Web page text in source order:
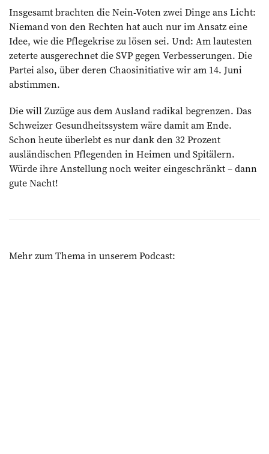
Insgesamt brachten die Nein-Voten zwei Dinge ans Licht:
Niemand von den Rechten hat auch nur im Ansatz eine
Idee, wie die Pflegekrise zu lösen sei. Und: Am lautesten
zeterte ausgerechnet die SVP gegen Verbesserungen. Die
Partei also, über deren Chaosinitiative wir am 14. Juni
abstimmen.
Die will Zuzüge aus dem Ausland radikal begrenzen. Das
Schweizer Gesundheitssystem wäre damit am Ende.
Schon heute überlebt es nur dank den 32 Prozent
ausländischen Pflegenden in Heimen und Spitälern.
Würde ihre Anstellung noch weiter eingeschränkt – dann
gute Nacht!
Mehr zum Thema in unserem Podcast: